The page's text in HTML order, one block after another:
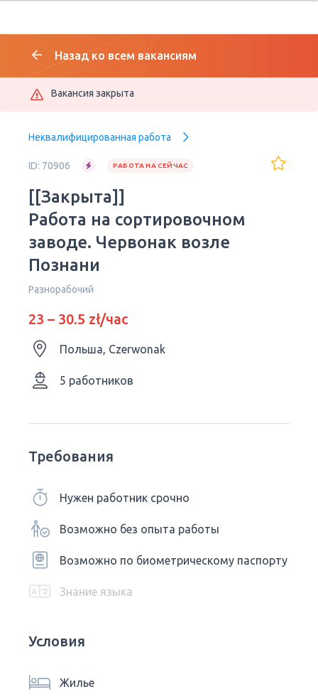
Назад ко всем вакансиям
Вакансия закрыта
Неквалифицированная работа
ID: 70906 РАБОТА НА СЕЙЧАС
[[Закрыта]]
Работа на сортировочном
заводе. Червонак возле
Познани
Разнорабочий
23 – 30.5 zł/час
Польша, Czerwonak
5 работников
Требования
Нужен работник срочно
Возможно без опыта работы
Возможно по биометрическому паспорту
Знание языка
Условия
Жилье